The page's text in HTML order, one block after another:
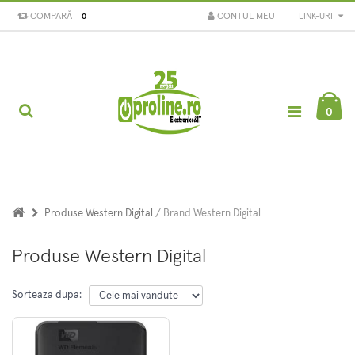
COMPARĂ 0 LINK-URI
CONTUL MEU
0
Produse Western Digital / Brand Western Digital
Produse Western Digital
Sorteaza dupa: